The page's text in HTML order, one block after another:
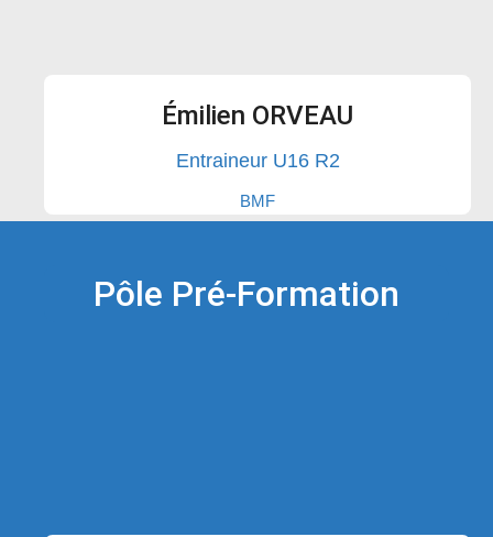
Émilien ORVEAU
Entraineur U16 R2
BMF
Pôle Pré-Formation